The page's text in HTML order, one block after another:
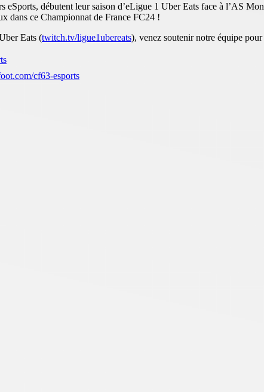
débutent leur saison d’eLigue 1 Uber Eats face à l’AS
dans ce Championnat de France FC24 !
Eats (twitch.tv/ligue1ubereats), venez soutenir notre équipe
cf63-esports